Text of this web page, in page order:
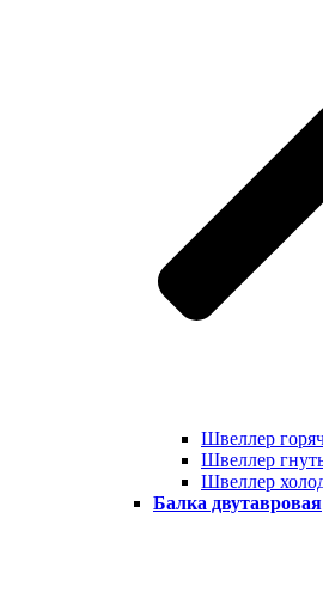
Швеллер
Швеллер
Швеллер
Балка двутавровая